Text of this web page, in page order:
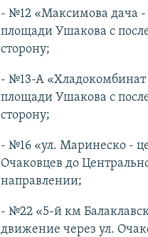
- №12 «Максимова дача -
площади Ушакова с
сторону;
- №13-А «Хладокомбинат
площади Ушакова с
сторону;
- №16 «ул. Маринеско -
Очаковцев до
направлении;
- №22 «5-й км
движение через ул.